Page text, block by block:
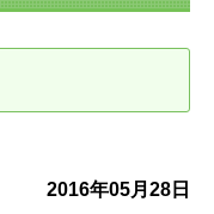
2016年05月28日